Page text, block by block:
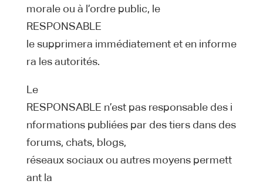
morale ou à l’ordre public, le
RESPONSABLE
le supprimera immédiatement et en informe
ra les autorités.
Le
RESPONSABLE n’est pas responsable des i
nformations publiées par des tiers dans des
forums, chats, blogs,
réseaux sociaux ou autres moyens permett
ant la